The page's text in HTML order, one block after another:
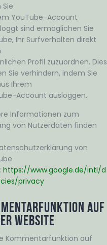
Sie
YouTube-Account
sind ermöglichen Sie
Ihr Surfverhalten direkt
Profil zuzuordnen. Dies
Sie verhindern, indem Sie
Ihrem
Account ausloggen.
Informationen zum
von Nutzerdaten finden
von
https://www.google.de/intl/d
privacy
auf
Website
Kommentarfunktion auf